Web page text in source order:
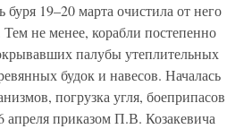
19–20 марта очистила от него
не менее, корабли постепенно
палубы утеплительных
будок и навесов. Началась
погрузка угля, боеприпасов
апреля приказом П.В. Козакевича